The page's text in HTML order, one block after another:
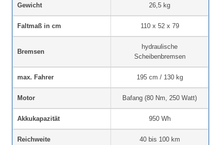
Gewicht 26,5 kg
Faltmaß in cm 110 x 52 x 79
Bremsen
hydraulische
Scheibenbremsen
max. Fahrer 195 cm / 130 kg
Motor Bafang (80 Nm, 250 Watt)
Akkukapazität 950 Wh
Reichweite 40 bis 100 km